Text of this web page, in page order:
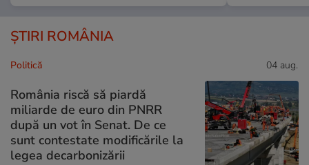
ȘTIRI ROMÂNIA
Politică 04 aug.
România riscă să piardă
miliarde de euro din PNRR
după un vot în Senat. De ce
sunt contestate modificările la
legea decarbonizării